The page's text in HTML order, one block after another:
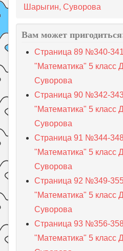
Шарыгин, Суворова
Вам может
Страница 89 №340-
"Математика" 5
Суворова
Страница 90 №342-
"Математика" 5
Суворова
Страница 91 №344-
"Математика" 5
Суворова
Страница 92 №349-
"Математика" 5
Суворова
Страница 93 №356-
"Математика" 5